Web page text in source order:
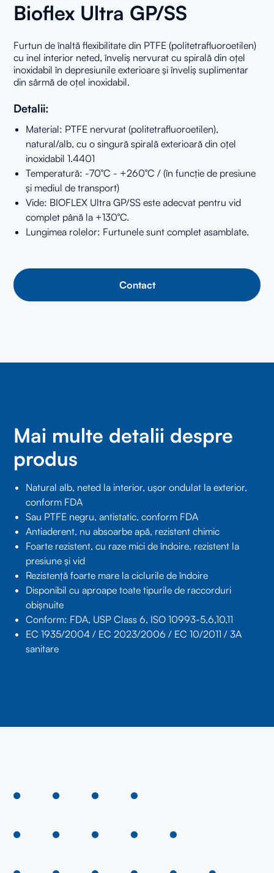
Bioflex Ultra GP/SS
Furtun de înaltă flexibilitate din PTFE (politetrafluoroetilen)
cu inel interior neted, înveliș nervurat cu spirală din oțel
inoxidabil în depresiunile exterioare și înveliș suplimentar
din sârmă de oțel inoxidabil.
Detalii:
Material: PTFE nervurat (politetrafluoroetilen),
natural/alb, cu o singură spirală exterioară din oțel
inoxidabil 1.4401
Temperatură: -70°C - +260°C / (în funcție de presiune
și mediul de transport)
Vide: BIOFLEX Ultra GP/SS este adecvat pentru vid
complet până la +130°C.
Lungimea rolelor: Furtunele sunt complet asamblate.
Contact
Mai multe detalii despre
produs
Natural alb, neted la interior, ușor ondulat la exterior,
conform FDA
Sau PTFE negru, antistatic, conform FDA
Antiaderent, nu absoarbe apă, rezistent chimic
Foarte rezistent, cu raze mici de îndoire, rezistent la
presiune și vid
Rezistență foarte mare la ciclurile de îndoire
Disponibil cu aproape toate tipurile de raccorduri
obișnuite
Conform: FDA, USP Class 6, ISO 10993-5,6,10,11
EC 1935/2004 / EC 2023/2006 / EC 10/2011 / 3A
sanitare